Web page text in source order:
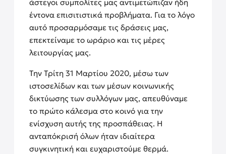
άστεγοι συμπολίτες μας αντιμετώπιζαν ήδη
έντονα επισιτιστικά προβλήματα. Για το λόγο
αυτό προσαρμόσαμε τις δράσεις μας,
επεκτείναμε το ωράριο και τις μέρες
λειτουργίας μας.
Την Τρίτη 31 Μαρτίου 2020, μέσω των
ιστοσελίδων και των μέσων κοινωνικής
δικτύωσης των συλλόγων μας, απευθύναμε
το πρώτο κάλεσμα στο κοινό για την
ενίσχυση αυτής της προσπάθειας. Η
ανταπόκρισή όλων ήταν ιδιαίτερα
συγκινητική και ευχαριστούμε θερμά.